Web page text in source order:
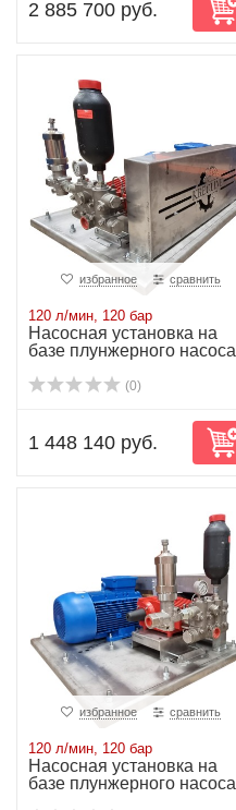
2 885 700 руб.
избранное сравнить
120 л/мин, 120 бар
Насосная установка на
базе плунжерного насоса
(0)
1 448 140 руб.
избранное сравнить
120 л/мин, 120 бар
Насосная установка на
базе плунжерного насоса